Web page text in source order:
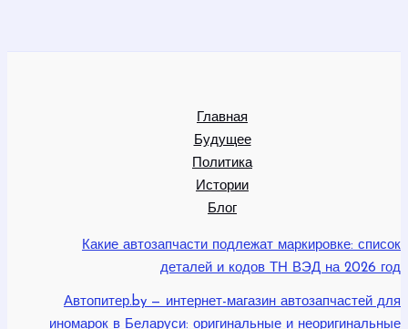
Главная
Будущее
Политика
Истории
Блог
Какие автозапчасти подлежат маркировке: список
деталей и кодов ТН ВЭД на 2026 год
Автопитер.by — интернет-магазин автозапчастей для
иномарок в Беларуси: оригинальные и неоригинальные